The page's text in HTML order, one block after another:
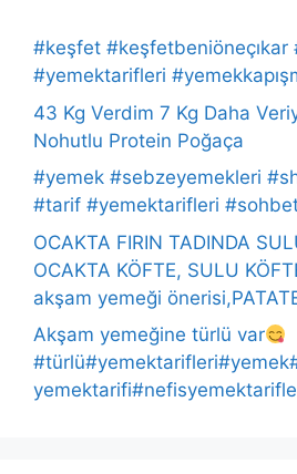
#keşfet
#yemektarifleri
43 Kg Verdim 7 Kg Daha
Nohutlu Protein Poğaça
#yemek #sebzeyemekleri
#tarif #yemektarifleri
OCAKTA FIRIN TADINDA
OCAKTA KÖFTE, SULU
akşam yemeği
Akşam yemeğine türlü var